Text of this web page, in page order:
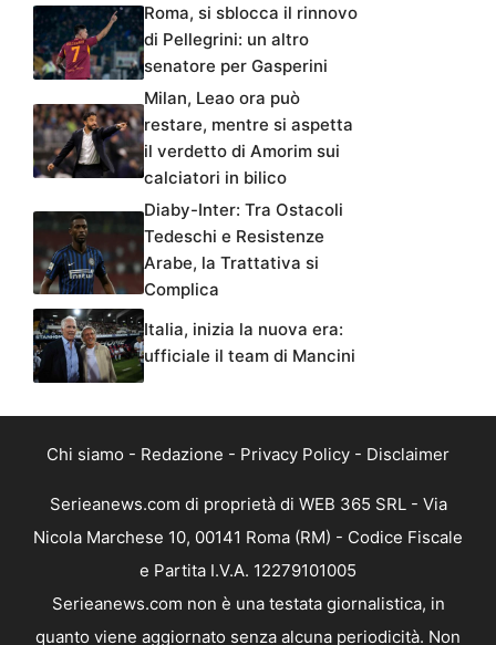
Roma, si sblocca il rinnovo
di Pellegrini: un altro
senatore per Gasperini
Milan, Leao ora può
restare, mentre si aspetta
il verdetto di Amorim sui
calciatori in bilico
Diaby-Inter: Tra Ostacoli
Tedeschi e Resistenze
Arabe, la Trattativa si
Complica
Italia, inizia la nuova era:
ufficiale il team di Mancini
Chi siamo - Redazione - Privacy Policy - Disclaimer
Serieanews.com di proprietà di WEB 365 SRL - Via
Nicola Marchese 10, 00141 Roma (RM) - Codice Fiscale
e Partita I.V.A. 12279101005
Serieanews.com non è una testata giornalistica, in
quanto viene aggiornato senza alcuna periodicità. Non